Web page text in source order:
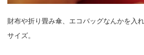
財布や折り畳み傘、エコバッグなんかを入
サイズ。